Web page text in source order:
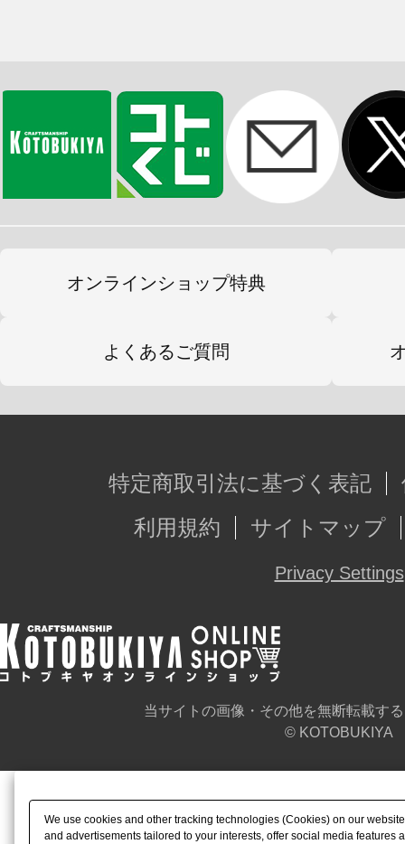
オンラインショップ特典
よくあるご質問
特定商取引法に基づく表記
利用規約
サイトマップ
Privacy Settings
当サイトの画像・その他を無断転載す
© KOTOBUKIYA
We use cookies and other tracking technologies (Cookies) on our
and advertisements tailored to your interests, offer social media features